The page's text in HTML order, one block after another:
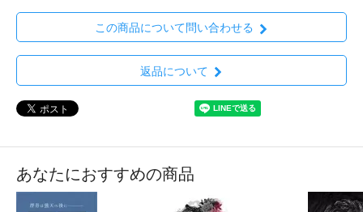
この商品について問い合わせる
返品について
あなたにおすすめの商品